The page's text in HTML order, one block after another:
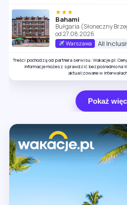
★★★
Bahami
Bułgaria (Słoneczny
od 27.08.2026
Warszawa All
Treści pochodzą od partnera serwisu: Wakacje.pl.
informacje możesz sprawdzić bezpośrednio na
aktualizowane w
Pokaż